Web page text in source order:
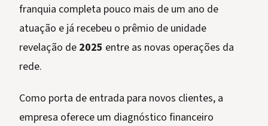
franquia completa pouco mais de um ano de
atuação e já recebeu o prêmio de unidade
revelação de 2025 entre as novas operações da
rede.
Como porta de entrada para novos clientes, a
empresa oferece um diagnóstico financeiro